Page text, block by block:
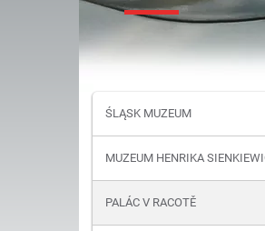
ŚLĄSK MUZEUM
MUZEUM HENRIKA
PALÁC V RACOTĚ